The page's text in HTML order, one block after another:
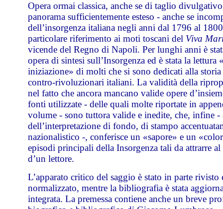
Opera ormai classica, anche se di taglio
panorama sufficientemente esteso - anche se
dell’insorgenza italiana negli anni dal 1796 al
particolare riferimento ai moti toscani del Viva
vicende del Regno di Napoli. Per lunghi anni è
opera di sintesi sull’Insorgenza ed è stata la lettura
iniziazione» di molti che si sono dedicati alla
contro-rivoluzionari italiani. La validità della
nel fatto che ancora mancano valide opere
fonti utilizzate - delle quali molte riportate in
volume - sono tuttora valide e inedite, che, infine -
dell’interpretazione di fondo, di stampo
nazionalistico -, conferisce un «sapore» e un
episodi principali della Insorgenza tali da attrarre
d’un lettore.
L’apparato critico del saggio è stato in parte rivisto
normalizzato, mentre la bibliografia è stata
integrata. La premessa contiene anche un breve